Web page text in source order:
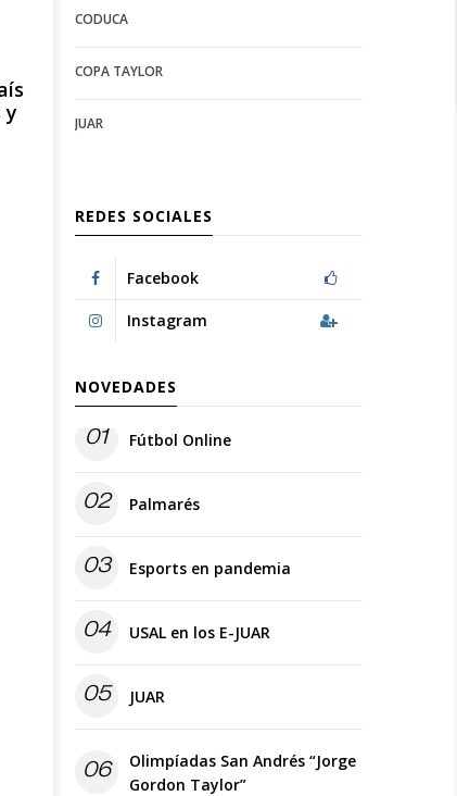
y
configuration
options
options
CODUCA
COPA TAYLOR
JUAR
REDES SOCIALES
Facebook
Instagram
NOVEDADES
01 Fútbol Online
02 Palmarés
03 Esports en pandemia
04 USAL en los E-JUAR
05 JUAR
06
Olimpíadas San Andrés “Jorge
Gordon Taylor”